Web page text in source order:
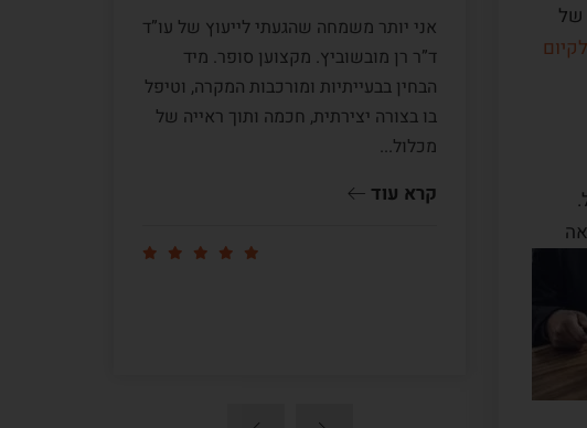
של
אני יותר משמחה שהגעתי לייעוץ של עו”ד
ד”ר רן מובשוביץ. מקצוען סופר. מיד
הבחין בבעייתיות ומורכבות המקרה, וטיפל
בו בצורה יצירתית, חכמה ותוך ראייה של
מכלול...
קרא עוד